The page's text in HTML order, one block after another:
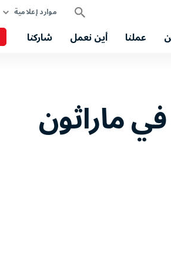
موارد إعلامية
عملنا أين نعمل شاركنا
ماراثون